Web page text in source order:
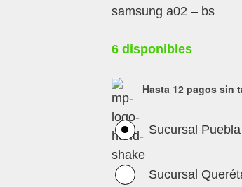
samsung a02 – bs
6 disponibles
Hasta 12 pagos sin
Sucursal Puebla
Sucursal